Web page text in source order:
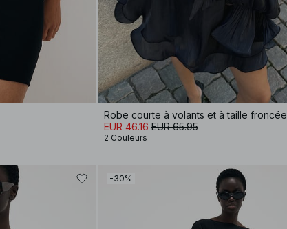
Robe courte à volants et à taille froncée
EUR 46.16 EUR 65.95
2 Couleurs
-30%